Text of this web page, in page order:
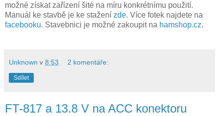
možné získat zařízení šité na míru konkrétnímu použití.
Manuál ke stavbě je ke stažení zde. Více fotek najdete na
facebooku. Stavebnici je možné zakoupit na hamshop.cz.
Unknown v 8:53 2 komentáře:
Sdílet
FT-817 a 13.8 V na ACC konektoru